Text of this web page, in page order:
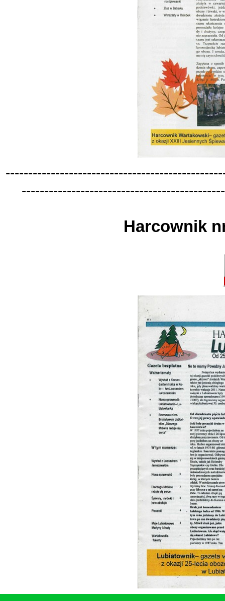
------------------------------------------------
---------------------------------------------
Harcownik